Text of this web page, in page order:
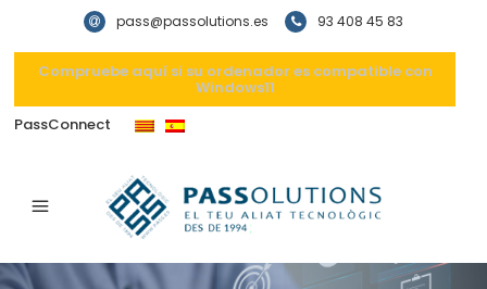
pass@passolutions.es 93 408 45 83
Compruebe aquí si su ordenador es compatible con
Windows11
PassConnect